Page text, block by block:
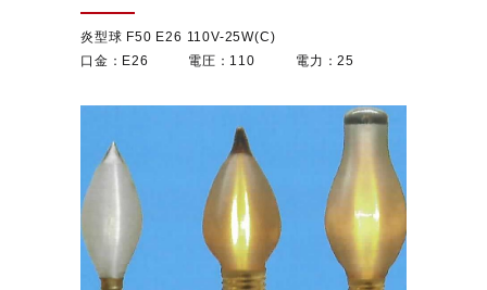
炎型球 F50 E26 110V-25W(C)
E26 110 25